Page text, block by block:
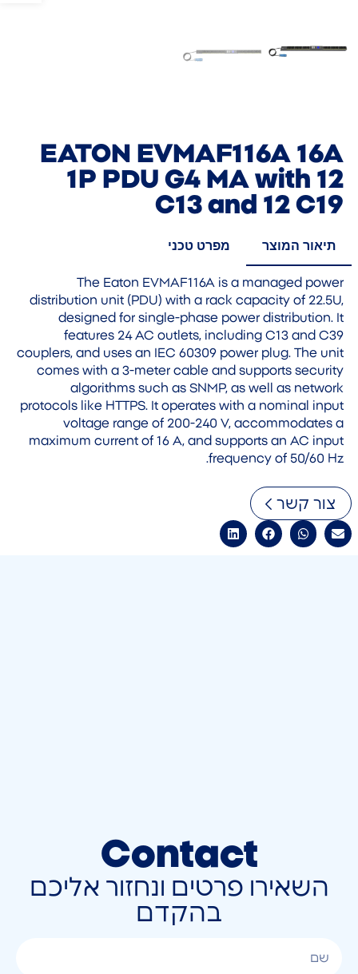
EATON EVMAF116A 16A
1P PDU G4 MA with 12
C13 and 12 C19
תיאור המוצר מפרט טכני
The Eaton EVMAF116A is a managed power
distribution unit (PDU) with a rack capacity of 22.5U,
designed for single-phase power distribution. It
features 24 AC outlets, including C13 and C39
couplers, and uses an IEC 60309 power plug. The unit
comes with a 3-meter cable and supports security
algorithms such as SNMP, as well as network
protocols like HTTPS. It operates with a nominal input
voltage range of 200-240 V, accommodates a
maximum current of 16 A, and supports an AC input
frequency of 50/60 Hz.
צור קשר
Contact
השאירו פרטים ונחזור אליכם
בהקדם